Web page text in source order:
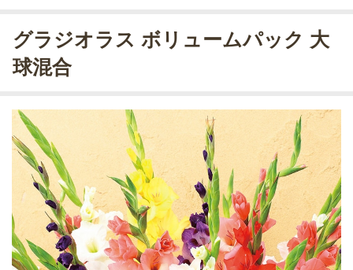
グラジオラス ボリュームパック 大
球混合